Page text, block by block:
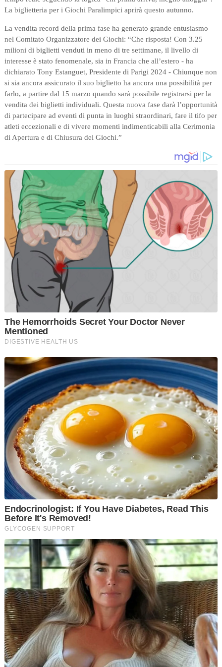
La biglietteria per i Giochi Paralimpici aprirà questo autunno.
La vendita record della prima fase ha generato grande entusiasmo
nel Comitato Organizzatore dei Giochi: “Che risposta! Con 3.25
milioni di biglietti venduti in meno di tre settimane, il livello di
interesse è stato fenomenale, sia in Francia che all’estero - ha
dichiarato Tony Estanguet, Presidente di Parigi 2024 - Chiunque non
si sia ancora assicurato il suo biglietto ha ancora una possibilità per
farlo, a partire dal 15 marzo quando sarà possibile registrarsi per la
vendita dei biglietti individuali. Questa nuova fase darà l’opportunità
di partecipare ad eventi di punta in luoghi straordinari, fare il tifo per
atleti eccezionali e di vivere momenti indimenticabili alla Cerimonia
di Apertura e di Chiusura dei Giochi.”